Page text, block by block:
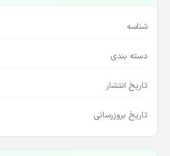
شناسه
دسته بندی
تاریخ انتشار
تاریخ بروزرسانی